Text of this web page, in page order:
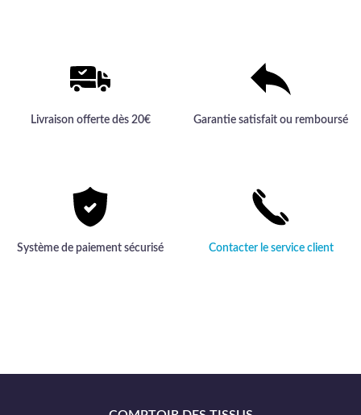
Livraison offerte dès 20€ Garantie satisfait ou remboursé
Système de paiement sécurisé Contacter le service client